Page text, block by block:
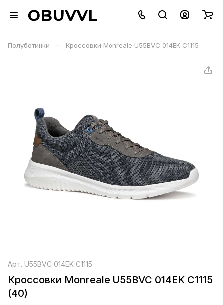
Полуботинки – Кроссовки Monreale U55BVC 014EK C1115
Арт. U55BVC 014EK C1115
Кроссовки Monreale U55BVC 014EK C1115
(40)